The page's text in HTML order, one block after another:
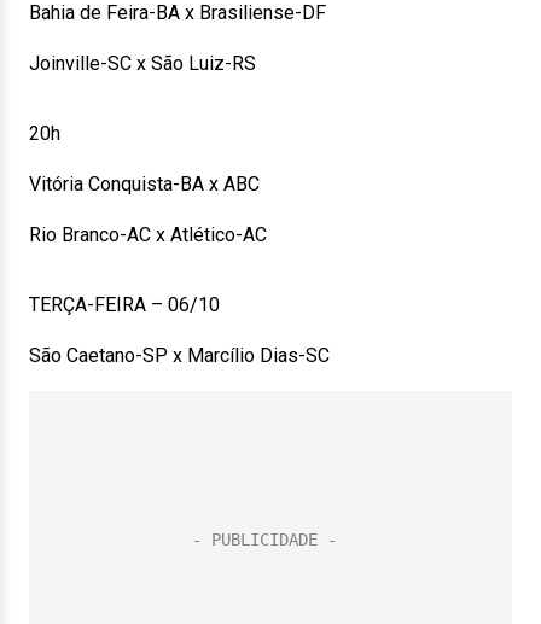
Bahia de Feira-BA x Brasiliense-DF
Joinville-SC x São Luiz-RS
20h
Vitória Conquista-BA x ABC
Rio Branco-AC x Atlético-AC
TERÇA-FEIRA – 06/10
São Caetano-SP x Marcílio Dias-SC